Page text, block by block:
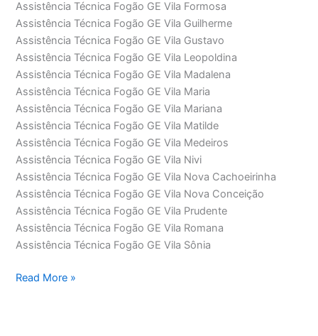
Assistência Técnica Fogão GE Vila Formosa
Assistência Técnica Fogão GE Vila Guilherme
Assistência Técnica Fogão GE Vila Gustavo
Assistência Técnica Fogão GE Vila Leopoldina
Assistência Técnica Fogão GE Vila Madalena
Assistência Técnica Fogão GE Vila Maria
Assistência Técnica Fogão GE Vila Mariana
Assistência Técnica Fogão GE Vila Matilde
Assistência Técnica Fogão GE Vila Medeiros
Assistência Técnica Fogão GE Vila Nivi
Assistência Técnica Fogão GE Vila Nova Cachoeirinha
Assistência Técnica Fogão GE Vila Nova Conceição
Assistência Técnica Fogão GE Vila Prudente
Assistência Técnica Fogão GE Vila Romana
Assistência Técnica Fogão GE Vila Sônia
Assistência
Read More »